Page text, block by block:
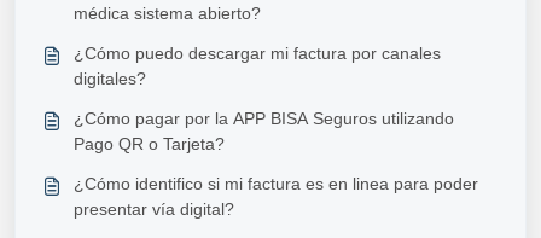
médica sistema abierto?
¿Cómo puedo descargar mi factura por canales
digitales?
¿Cómo pagar por la APP BISA Seguros utilizando
Pago QR o Tarjeta?
¿Cómo identifico si mi factura es en linea para poder
presentar vía digital?